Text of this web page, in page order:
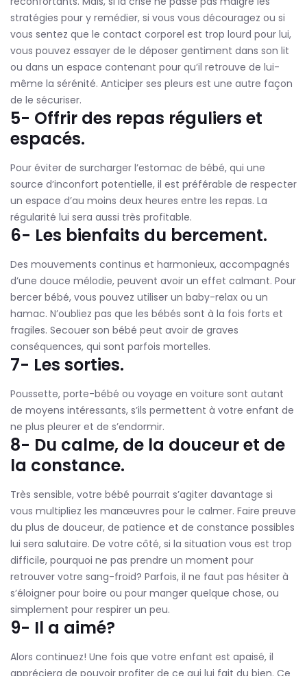
stratégies pour y remédier, si vous vous découragez ou si
vous sentez que le contact corporel est trop lourd pour lui,
vous pouvez essayer de le déposer gentiment dans son lit
ou dans un espace contenant pour qu’il retrouve de lui-
même la sérénité. Anticiper ses pleurs est une autre façon
de le sécuriser.
5- Offrir des repas réguliers et
espacés.
Pour éviter de surcharger l’estomac de bébé, qui une
source d’inconfort potentielle, il est préférable de respecter
un espace d’au moins deux heures entre les repas. La
régularité lui sera aussi très profitable.
6- Les bienfaits du bercement.
Des mouvements continus et harmonieux, accompagnés
d’une douce mélodie, peuvent avoir un effet calmant. Pour
bercer bébé, vous pouvez utiliser un baby-relax ou un
hamac. N’oubliez pas que les bébés sont à la fois forts et
fragiles. Secouer son bébé peut avoir de graves
conséquences, qui sont parfois mortelles.
7- Les sorties.
Poussette, porte-bébé ou voyage en voiture sont autant
de moyens intéressants, s’ils permettent à votre enfant de
ne plus pleurer et de s’endormir.
8- Du calme, de la douceur et de
la constance.
Très sensible, votre bébé pourrait s’agiter davantage si
vous multipliez les manœuvres pour le calmer. Faire preuve
du plus de douceur, de patience et de constance possibles
lui sera salutaire. De votre côté, si la situation vous est trop
difficile, pourquoi ne pas prendre un moment pour
retrouver votre sang-froid? Parfois, il ne faut pas hésiter à
s’éloigner pour boire ou pour manger quelque chose, ou
simplement pour respirer un peu.
9- Il a aimé?
Alors continuez! Une fois que votre enfant est apaisé, il